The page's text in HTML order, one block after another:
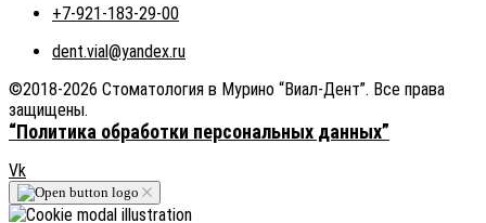
+7-921-183-29-00
dent.vial@yandex.ru
©2018-2026 Стоматология в Мурино “Виал-Дент”. Все права
защищены.
“Политика обработки персональных данных”
Vk